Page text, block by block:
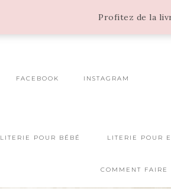
Profitez de la
FACEBOOK INSTAGRAM
LITERIE POUR BÉBÉ LITERIE POUR
COMMENT FAIRE